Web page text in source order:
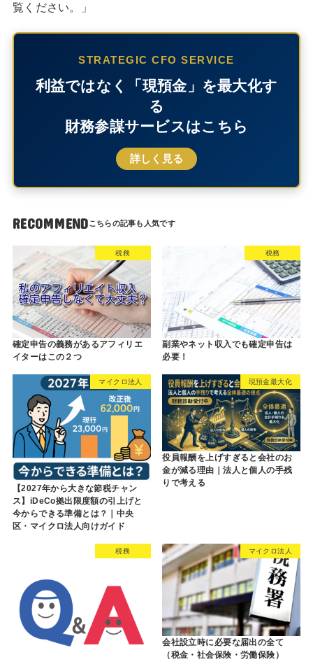
覧ください。」
STRATEGIC CFO SERVICE
利益ではなく「現預金」を最大化す
る
財務参謀サービスはこちら
詳しく見る
RECOMMEND
税務
確定申告の義務があるアフィリエ
イターはこの２つ
税務
副業やネット収入でも確定申告は
必要！
マイクロ法人
【2027年から大きな節税チャン
ス】iDeCo拠出限度額の引上げと
今からできる準備とは？｜中央
区・マイクロ法人向けガイド
現預金最大化
役員報酬を上げすぎると会社のお
金が減る理由｜法人と個人の手残
りで考える
税務 マイクロ法人
会社設立時に必要な届出の全て
（税金・社会保険・労働保険）